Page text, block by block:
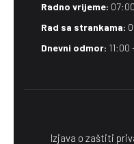
Radno vrijeme:
Rad sa strankama:
Dnevni odmor: 11:00
Izjava o zaštiti